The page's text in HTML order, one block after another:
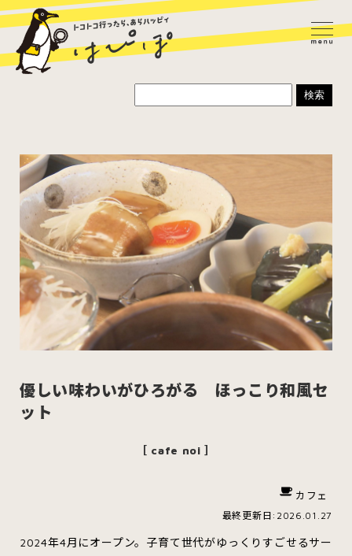
ラーメン カレー
パスタ 寿司
ハンバーガー
すべてのカテゴリをみる
優しい味わいがひろがる ほっこり和風セ
ット
［ cafe noi ］
カフェ
最終更新日:2026.01.27
2024年4月にオープン。子育て世代がゆっくりすごせるサー